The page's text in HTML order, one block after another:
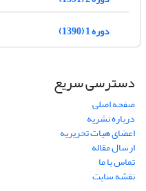
دوره 1 (1390)
دسترسی سریع
صفحه اصلی
درباره نشریه
اعضای هیات تحریریه
ارسال مقاله
تماس با ما
نقشه سایت